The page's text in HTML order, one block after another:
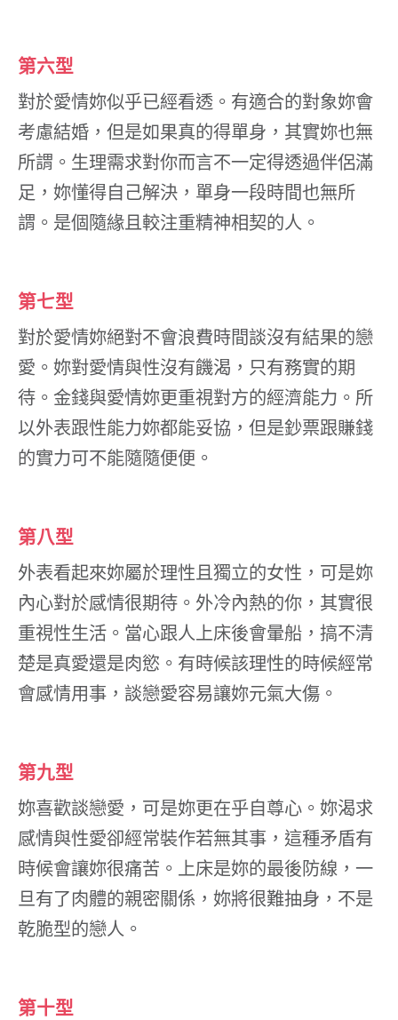
第六型
對於愛情妳似乎已經看透。有適合的對象妳會
考慮結婚，但是如果真的得單身，其實妳也無
所謂。生理需求對你而言不一定得透過伴侶滿
足，妳懂得自己解決，單身一段時間也無所
謂。是個隨緣且較注重精神相契的人。
第七型
對於愛情妳絕對不會浪費時間談沒有結果的戀
愛。妳對愛情與性沒有饑渴，只有務實的期
待。金錢與愛情妳更重視對方的經濟能力。所
以外表跟性能力妳都能妥協，但是鈔票跟賺錢
的實力可不能隨隨便便。
第八型
外表看起來妳屬於理性且獨立的女性，可是妳
內心對於感情很期待。外冷內熱的你，其實很
重視性生活。當心跟人上床後會暈船，搞不清
楚是真愛還是肉慾。有時候該理性的時候經常
會感情用事，談戀愛容易讓妳元氣大傷。
第九型
妳喜歡談戀愛，可是妳更在乎自尊心。妳渴求
感情與性愛卻經常裝作若無其事，這種矛盾有
時候會讓妳很痛苦。上床是妳的最後防線，一
旦有了肉體的親密關係，妳將很難抽身，不是
乾脆型的戀人。
第十型